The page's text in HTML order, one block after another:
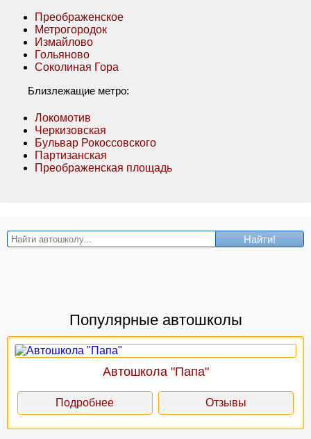
Преображенское
Метрогородок
Измайлово
Гольяново
Соколиная Гора
Близлежащие метро:
Локомотив
Черкизовская
Бульвар Рокоссовского
Партизанская
Преображенская площадь
Найти!
Популярные автошколы
Автошкола "Папа"
Подробнее Отзывы